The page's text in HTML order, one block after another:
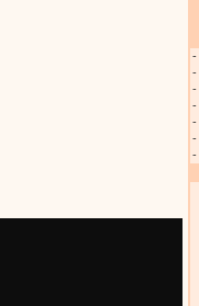
Atelier de peinture et de
-
-
-
-
-
-
-